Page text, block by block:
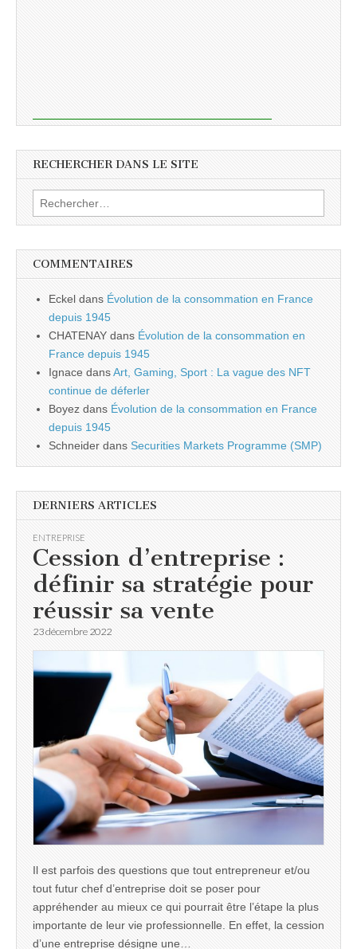
RECHERCHER DANS LE SITE
Rechercher :
COMMENTAIRES
Eckel dans Évolution de la consommation en France
depuis 1945
CHATENAY dans Évolution de la consommation en
France depuis 1945
Ignace dansArt, Gaming, Sport : La vague des NFT
continue de déferler
Boyez dans Évolution de la consommation en France
depuis 1945
Schneider dans Securities Markets Programme (SMP)
DERNIERS ARTICLES
ENTREPRISE
Cession d’entreprise :
définir sa stratégie pour
réussir sa vente
23 décembre 2022
Il est parfois des questions que tout entrepreneur et/ou
tout futur chef d’entreprise doit se poser pour
appréhender au mieux ce qui pourrait être l’étape la plus
importante de leur vie professionnelle. En effet, la cession
d’une entreprise désigne une…